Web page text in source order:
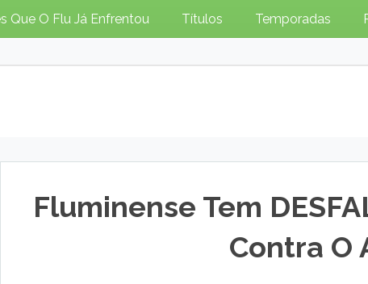
Que O Flu Já Enfrentou Títulos Temporadas
Fluminense Tem
Contra O